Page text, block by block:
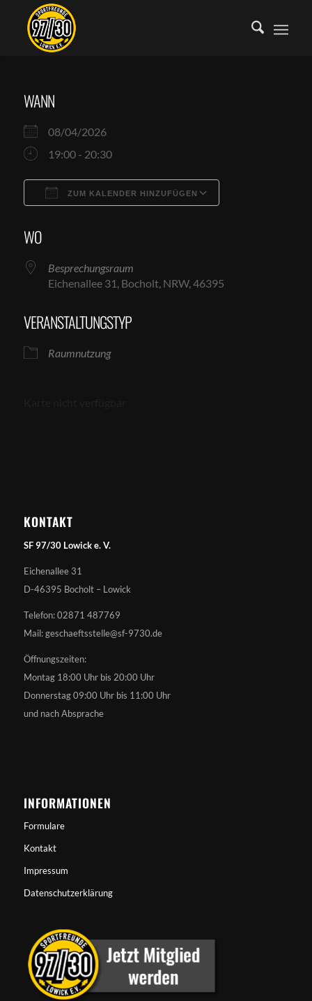
WANN
08/04/2026
19:00 - 20:30
ZUM KALENDER HINZUFÜGEN
WO
Besprechungsraum
Eichenallee 31, Bocholt, NRW, 46395
VERANSTALTUNGSTYP
Raumnutzung
KONTAKT
SF 97/30 Lowick e. V.
Eichenallee 31
D-46395 Bocholt – Lowick
Telefon: 02871 487769
Mail: geschaeftsstelle@sf-9730.de
Öffnungszeiten:
Montag 18:00 Uhr bis 20:00 Uhr
Donnerstag 09:00 Uhr bis 11:00 Uhr
und nach Absprache
INFORMATIONEN
Formulare
Kontakt
Impressum
Datenschutzerklärung